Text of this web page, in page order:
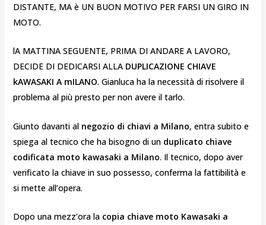
DISTANTE, MA è UN BUON MOTIVO PER FARSI UN GIRO IN
MOTO.
lA MATTINA SEGUENTE, PRIMA DI ANDARE A LAVORO,
DECIDE DI DEDICARSI ALLA DUPLICAZIONE CHIAVE
kAWASAKI A mILANO. Gianluca ha la necessità di risolvere il
problema al più presto per non avere il tarlo.
Giunto davanti alnegozio di chiavi a Milano, entra subito e
spiega al tecnico che ha bisogno di unduplicato chiave
codificata moto kawasaki a Milano. Il tecnico, dopo aver
verificato la chiave in suo possesso, conferma la fattibilità e
si mette all’opera.
Dopo una mezz’ora lacopia chiave moto Kawasaki a